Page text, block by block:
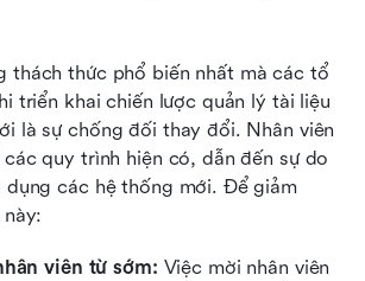
thách thức phổ biến nhất mà các tổ
triển khai chiến lược quản lý tài liệu
là sự chống đối thay đổi. Nhân viên
quy trình hiện có, dẫn đến sự do
các hệ thống mới. Để giảm
viên từ sớm: Việc mời nhân viên